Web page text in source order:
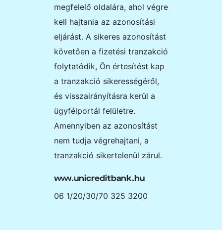
megfelelő oldalára, ahol végre
kell hajtania az azonosítási
eljárást. A sikeres azonosítást
követően a fizetési tranzakció
folytatódik, Ön értesítést kap
a tranzakció sikerességéről,
és visszairányításra kerül a
ügyfélportál felületre.
Amennyiben az azonosítást
nem tudja végrehajtani, a
tranzakció sikertelenül zárul.
www.unicreditbank.hu
06 1/20/30/70 325 3200